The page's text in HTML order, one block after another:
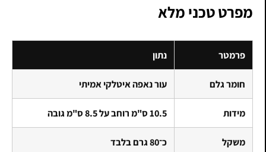
מפרט טכני מלא
פרמטר נתון
חומר גלם עור נאפה איטלקי אמיתי
מידות 10.5 ס"מ רוחב על 8.5 ס"מ גובה
משקל כ־80 גרם בלבד